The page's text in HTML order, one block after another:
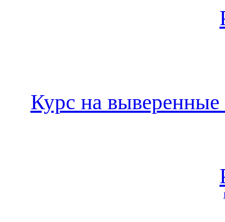
Курс на